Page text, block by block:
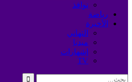
نوافذ
رياضة
الأخيرة
التهاني
ميديا
إشهارات
TV